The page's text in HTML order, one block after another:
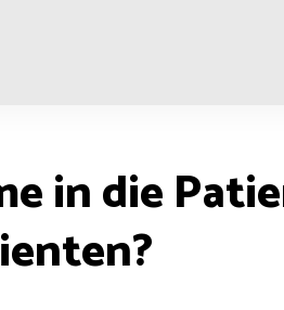
in die